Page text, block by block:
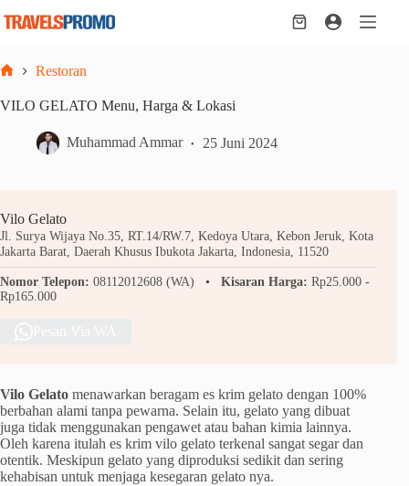
Shopping
Restoran
VILO GELATO Menu, Harga & Lokasi
Muhammad Ammar 25 Juni 2024
Vilo Gelato
Jl. Surya Wijaya No.35, RT.14/RW.7, Kedoya Utara, Kebon Jeruk, Kota
Jakarta Barat, Daerah Khusus Ibukota Jakarta, Indonesia, 11520
Nomor Telepon: 08112012608 (WA) Kisaran Harga: Rp25.000 -
Rp165.000
Vilo Gelato menawarkan beragam es krim gelato dengan 100%
berbahan alami tanpa pewarna. Selain itu, gelato yang dibuat
juga tidak menggunakan pengawet atau bahan kimia lainnya.
Oleh karena itulah es krim vilo gelato terkenal sangat segar dan
otentik. Meskipun gelato yang diproduksi sedikit dan sering
kehabisan untuk menjaga kesegaran gelato nya.